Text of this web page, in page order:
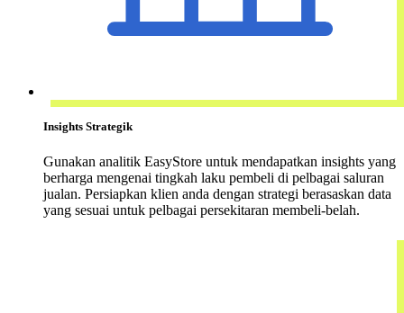
Insights Strategik
Gunakan analitik EasyStore untuk mendapatkan insights yang
berharga mengenai tingkah laku pembeli di pelbagai saluran
jualan. Persiapkan klien anda dengan strategi berasaskan data
yang sesuai untuk pelbagai persekitaran membeli-belah.